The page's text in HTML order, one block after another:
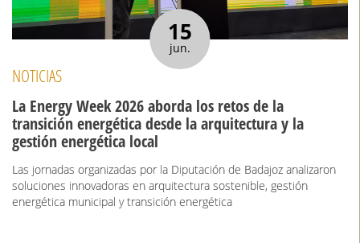
15
jun.
NOTICIAS
La Energy Week 2026 aborda los retos de la
transición energética desde la arquitectura y la
gestión energética local
Las jornadas organizadas por la Diputación de Badajoz analizaron
soluciones innovadoras en arquitectura sostenible, gestión
energética municipal y transición energética